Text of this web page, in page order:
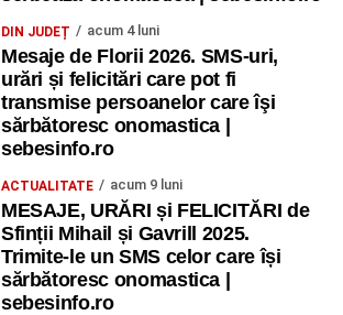
DIN JUDEȚ acum 4 luni
Mesaje de Florii 2026. SMS-uri,
urări și felicitări care pot fi
transmise persoanelor care îşi
sărbătoresc onomastica |
sebesinfo.ro
ACTUALITATE acum 9 luni
MESAJE, URĂRI și FELICITĂRI de
Sfinții Mihail și Gavrill 2025.
Trimite-le un SMS celor care își
sărbătoresc onomastica |
sebesinfo.ro